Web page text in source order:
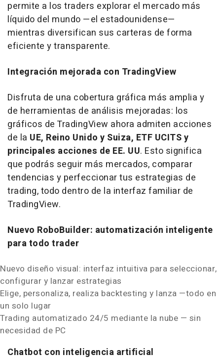
permite a los traders explorar el mercado más
líquido del mundo —el estadounidense—
mientras diversifican sus carteras de forma
eficiente y transparente.
Integración mejorada con TradingView
Disfruta de una cobertura gráfica más amplia y
de herramientas de análisis mejoradas: los
gráficos de TradingView ahora admiten acciones
de la UE, Reino Unido y Suiza, ETF UCITS y
principales acciones de EE. UU. Esto significa
que podrás seguir más mercados, comparar
tendencias y perfeccionar tus estrategias de
trading, todo dentro de la interfaz familiar de
TradingView.
Nuevo RoboBuilder: automatización inteligente
para todo trader
Nuevo diseño visual: interfaz intuitiva para seleccionar,
configurar y lanzar estrategias
Elige, personaliza, realiza backtesting y lanza —todo en
un solo lugar
Trading automatizado 24/5 mediante la nube — sin
necesidad de PC
Chatbot con inteligencia artificial